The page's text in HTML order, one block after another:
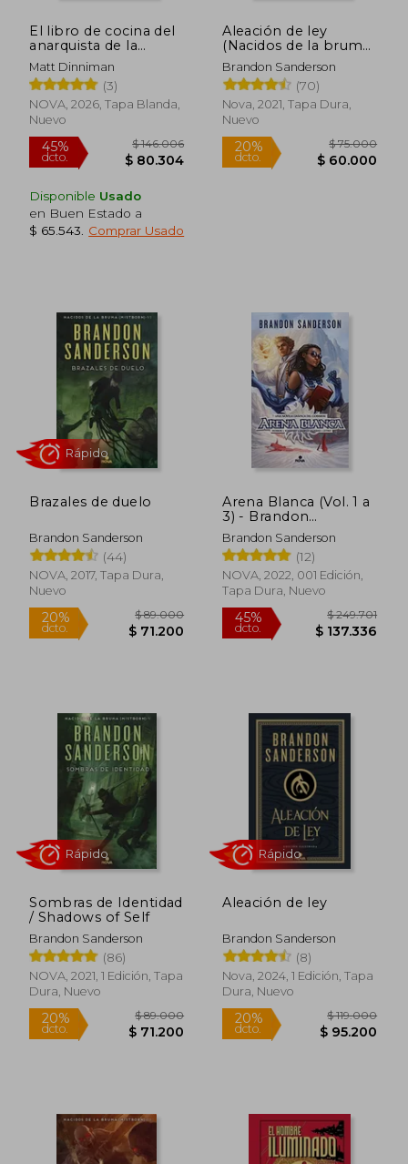
20%
dcto.
$ 125.000
$ 100.000
45%
dcto.
El libro de cocina del
anarquista de la
mazmorra (Carl el
Mazmorrero 3)
Matt Dinniman
(3)
NOVA, 2026, Tapa Blanda,
Nuevo
45%
dcto.
$ 146.006
$ 80.304
Disponible Usado
en Buen Estado a
$ 65.543
Comprar Usado
Aleación de ley
(Nacidos de la bruma
4)
Brandon Sanderson
(70)
Nova, 2021, Tapa Dura,
Nuevo
20%
dcto.
Rápido
Brazales de duelo
Brandon Sanderson
(44)
NOVA, 2017, Tapa Dura,
Nuevo
Arena Blanca (Vol. 1 a
3) - Brandon
Sanderson - Libro
Físico
Brandon Sanderson
(12)
NOVA, 2022, 001 Edición,
Tapa Dura, Nuevo
Sombras de Identidad
/ Shadows of Self
Brandon Sanderson
(86)
NOVA, 2021, 1 Edición, Tapa
Dura, Nuevo
Aleación de ley
Brandon Sanderson
(8)
Nova, 2024, 1 Edición, Tapa
Dura, Nuevo